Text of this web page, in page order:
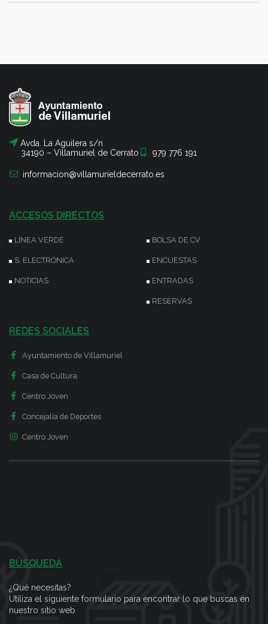
Avda. La Aguilera s/n
34190 – Villamuriel de Cerrato
979 776 191
informacion@villamurieldecerrato.es
ACCESOS DIRECTOS
LÍNEA VERDE
S. ELECTRÓNICA
NOTICIAS
BOLSA DE CV
ENCUESTAS
ENTRADAS
RESERVAS
REDES SOCIALES
Ayuntamiento de Villamuriel
Casa de Cultura
Centro Joven
Concejalía de Deportes
Centro Joven
BÚSQUEDA
¿Qué necesitas?
Utiliza el siguiente formulario para encontrar lo que buscas en
nuestro sitio web